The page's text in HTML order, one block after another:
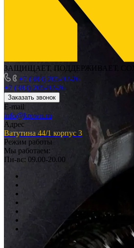
ЗАЩИЩАЕТ, ПОДДЕРЖИВАЕТ,
+7 (383) 205-92-26
+7 (383) 205-92-26
Заказать звонок
E-mail
info@krown.ru
Адрес
Ватутина 44/1 корпус 3
Режим работы
Мы работаем:
Пн-вс: 09.00-20.00